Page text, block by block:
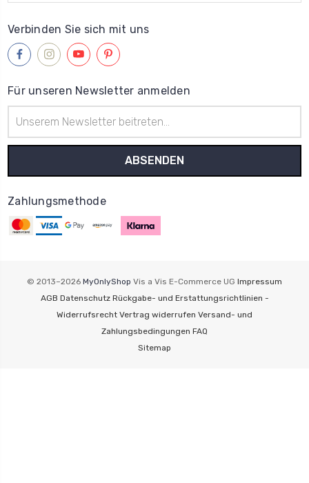
Verbinden Sie sich mit uns
Für unseren Newsletter anmelden
Mail-
Adresse
Zahlungsmethode
© 2013–2026 MyOnlyShop Vis a Vis E-Commerce UG Impressum
AGB Datenschutz Rückgabe- und Erstattungsrichtlinien -
Widerrufsrecht Vertrag widerrufen Versand- und
Zahlungsbedingungen FAQ
Sitemap